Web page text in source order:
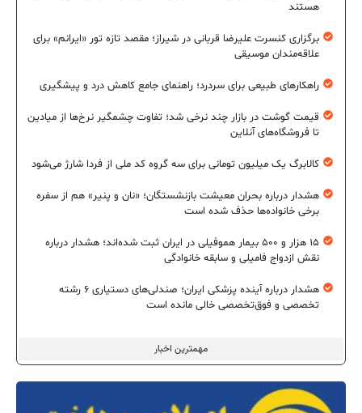
مهمترین اخبار
هستند
برگزاری کنسرت علیرضا قربانی در شیراز؛ مقصد تازه تور «ایرانم» برای
علاقه‌مندان موسیقی
راهکارهای طبیعی برای سردرد؛ راهنمای جامع کاهش درد و پیشگیری
قیمت گوشت در بازار چند نرخی شد؛ تفاوت چشمگیر نرخ‌ها از میادین
تا فروشگاه‌های آنلاین
کالابرگ یک میلیون تومانی برای سه گروه کد ملی از فردا شارژ می‌شود
هشدار درباره بحران معیشت بازنشستگان؛ «نان و پنیر» هم از سفره
برخی خانواده‌ها حذف شده است
۱۵ هزار و ۵۰۰ بیمار هموفیلی در ایران ثبت شده‌اند؛ هشدار درباره
نقش ازدواج فامیلی و سابقه خانوادگی
هشدار درباره آینده پزشکی ایران؛ صندلی‌های دستیاری ۶ رشته
تخصصی و فوق‌تخصصی خالی مانده است